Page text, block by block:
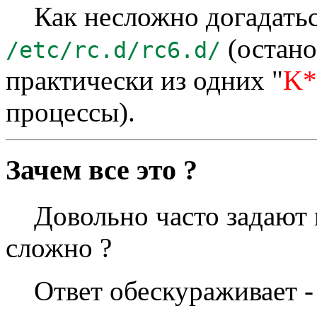
Как несложно
/etc/rc.d/rc6.d/
практически из одних "K*
процессы).
Зачем все это ?
Довольно часто задают
сложно ?
Ответ обескураживает